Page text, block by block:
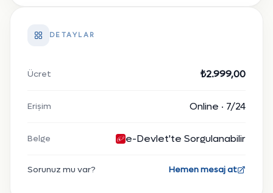
DETAYLAR
Ücret ₺2.999,00
Erişim Online · 7/24
Belge e-Devlet'te Sorgulanabilir
Sorunuz mu var? Hemen mesaj at